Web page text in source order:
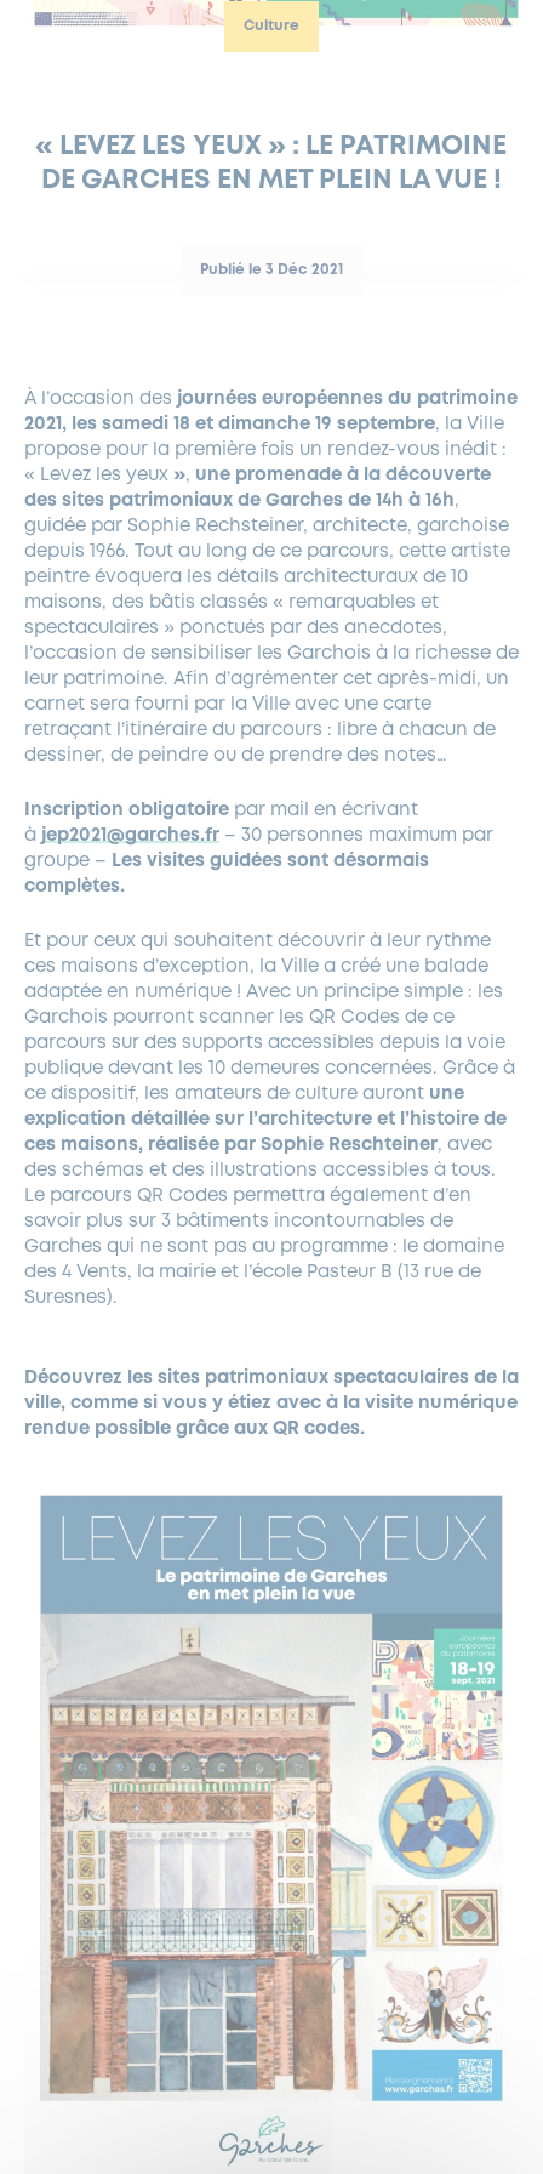
EAU POTABLE ET ASSAINISSEMENT
DÉCLARATION DE CATASTROPHE NATURELLE
LOCATION DE SALLES
INFORMATIONS PRATIQUES
SUBVENTIONS
PANNEAUX D’AFFICHAGE LIBRE
GRÖBENZELL
DÉVELOPPEMENT DURABLE
DEMANDE D’ABATTAGE
GESTION DU PATRIMOINE ARBORÉ
Culture
« LEVEZ LES YEUX » : LE PATRIMOINE
DE GARCHES EN MET PLEIN LA VUE !
Publié le 3 Déc 2021
À l’occasion des journées européennes du patrimoine
2021, les samedi 18 et dimanche 19 septembre, la Ville
propose pour la première fois un rendez-vous inédit :
« Levez les yeux », une promenade à la découverte
des sites patrimoniaux de Garches de 14h à 16h,
guidée par Sophie Rechsteiner, architecte, garchoise
depuis 1966. Tout au long de ce parcours, cette artiste
peintre évoquera les détails architecturaux de 10
maisons, des bâtis classés « remarquables et
spectaculaires » ponctués par des anecdotes,
l’occasion de sensibiliser les Garchois à la richesse de
leur patrimoine. Afin d’agrémenter cet après-midi, un
carnet sera fourni par la Ville avec une carte
retraçant l’itinéraire du parcours : libre à chacun de
dessiner, de peindre ou de prendre des notes…
Inscription obligatoire par mail en écrivant
à jep2021@garches.fr – 30 personnes maximum par
groupe – Les visites guidées sont désormais
complètes.
Et pour ceux qui souhaitent découvrir à leur rythme
ces maisons d’exception, la Ville a créé une balade
adaptée en numérique ! Avec un principe simple : les
Garchois pourront scanner les QR Codes de ce
parcours sur des supports accessibles depuis la voie
publique devant les 10 demeures concernées. Grâce à
ce dispositif, les amateurs de culture auront une
explication détaillée sur l’architecture et l’histoire de
ces maisons, réalisée par Sophie Reschteiner, avec
des schémas et des illustrations accessibles à tous.
Le parcours QR Codes permettra également d’en
savoir plus sur 3 bâtiments incontournables de
Garches qui ne sont pas au programme : le domaine
des 4 Vents, la mairie et l’école Pasteur B (13 rue de
Suresnes).
Découvrez les sites patrimoniaux spectaculaires de la
ville, comme si vous y étiez avec à la visite numérique
rendue possible grâce aux QR codes.